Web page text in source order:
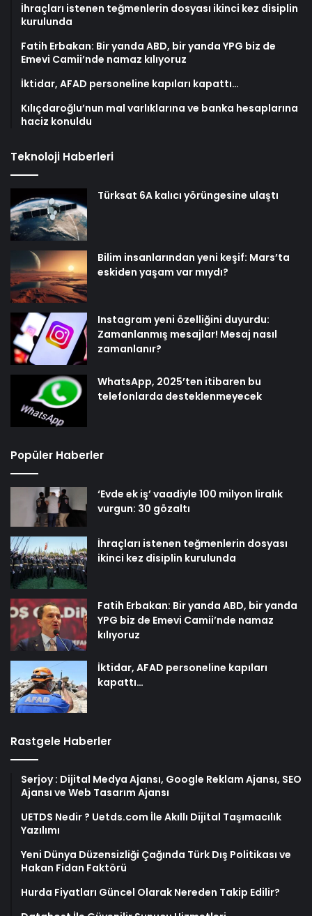
İhraçları istenen teğmenlerin dosyası ikinci kez disiplin
kurulunda
Fatih Erbakan: Bir yanda ABD, bir yanda YPG biz de
Emevi Camii’nde namaz kılıyoruz
İktidar, AFAD personeline kapıları kapattı…
Kılıçdaroğlu’nun mal varlıklarına ve banka hesaplarına
haciz konuldu
Teknoloji Haberleri
Türksat 6A kalıcı yörüngesine ulaştı
Bilim insanlarından yeni keşif: Mars’ta
eskiden yaşam var mıydı?
Instagram yeni özelliğini duyurdu:
Zamanlanmış mesajlar! Mesaj nasıl
zamanlanır?
WhatsApp, 2025’ten itibaren bu
telefonlarda desteklenmeyecek
Popüler Haberler
‘Evde ek iş’ vaadiyle 100 milyon liralık
vurgun: 30 gözaltı
İhraçları istenen teğmenlerin dosyası
ikinci kez disiplin kurulunda
Fatih Erbakan: Bir yanda ABD, bir yanda
YPG biz de Emevi Camii’nde namaz
kılıyoruz
İktidar, AFAD personeline kapıları
kapattı…
Rastgele Haberler
Serjoy : Dijital Medya Ajansı, Google Reklam Ajansı, SEO
Ajansı ve Web Tasarım Ajansı
UETDS Nedir ? Uetds.com İle Akıllı Dijital Taşımacılık
Yazılımı
Yeni Dünya Düzensizliği Çağında Türk Dış Politikası ve
Hakan Fidan Faktörü
Hurda Fiyatları Güncel Olarak Nereden Takip Edilir?